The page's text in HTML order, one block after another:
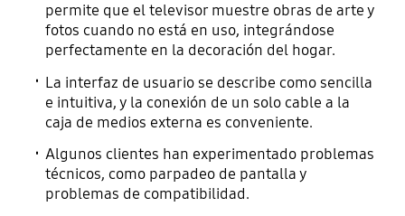
Compatible IPv6
Sí
permite que el televisor muestre obras de arte y
fotos cuando no está en uso, integrándose
perfectamente en la decoración del hogar.
La interfaz de usuario se describe como sencilla
e intuitiva, y la conexión de un solo cable a la
caja de medios externa es conveniente.
Algunos clientes han experimentado problemas
técnicos, como parpadeo de pantalla y
problemas de compatibilidad.